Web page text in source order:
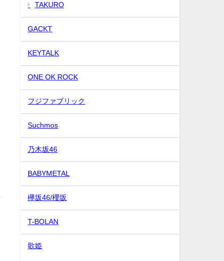
TAKURO
GACKT
KEYTALK
ONE OK ROCK
フジファブリック
Suchmos
乃木坂46
BABYMETAL
欅坂46/櫻坂
T-BOLAN
歌姫